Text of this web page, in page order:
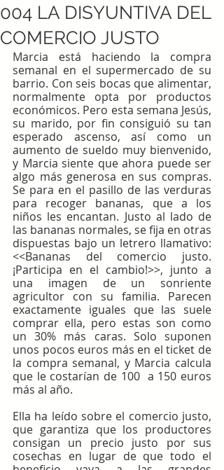
004 LA DISYUNTIVA DEL
COMERCIO JUSTO
Marcia está haciendo la compra
semanal en el supermercado de su
barrio. Con seis bocas que alimentar,
normalmente opta por productos
económicos. Pero esta semana Jesús,
su marido, por fin consiguió su tan
esperado ascenso, así como un
aumento de sueldo muy bienvenido,
y Marcia siente que ahora puede ser
algo más generosa en sus compras.
Se para en el pasillo de las verduras
para recoger bananas, que a los
niños les encantan. Justo al lado de
las bananas normales, se fija en otras
dispuestas bajo un letrero llamativo:
<<Bananas del comercio justo.
¡Participa en el cambio!>>, junto a
una imagen de un sonriente
agricultor con su familia. Parecen
exactamente iguales que las suele
comprar ella, pero estas son como
un 30% más caras. Solo suponen
unos pocos euros más en el ticket de
la compra semanal, y Marcia calcula
que le costarían de 100  a 150 euros
más al año.
Ella ha leído sobre el comercio justo,
que garantiza que los productores
consigan un precio justo por sus
cosechas en lugar de que todo el